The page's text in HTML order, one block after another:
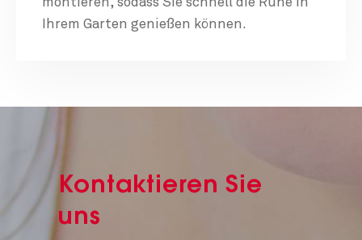
montieren, sodass Sie schnell die Ruhe in
Ihrem Garten genießen können.
Kontaktieren Sie
uns